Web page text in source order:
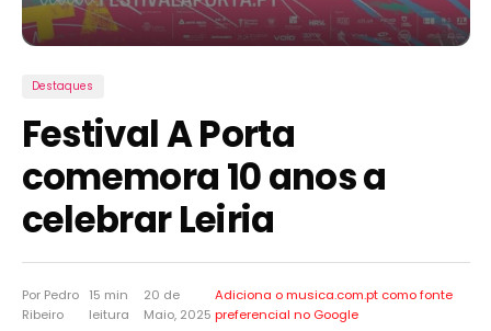
Destaques
Festival A Porta
comemora 10 anos a
celebrar Leiria
Por Pedro
Ribeiro
15 min
leitura
20 de
Maio, 2025
Adiciona o musica.com.pt comofonte
preferencial no Google